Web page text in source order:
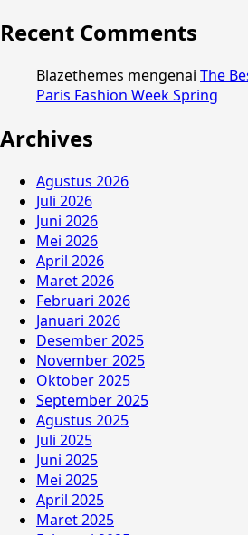
Recent Comments
Blazethemes mengenai The
Paris Fashion Week Spring
Archives
Agustus 2026
Juli 2026
Juni 2026
Mei 2026
April 2026
Maret 2026
Februari 2026
Januari 2026
Desember 2025
November 2025
Oktober 2025
September 2025
Agustus 2025
Juli 2025
Juni 2025
Mei 2025
April 2025
Maret 2025